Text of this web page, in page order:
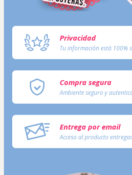
Privacidad
Tu información está 100%
Compra segura
Ambiente seguro y
Entrega por email
Acceso al producto